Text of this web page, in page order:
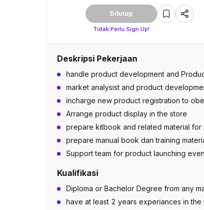
Ditutup
Tidak Perlu Sign Up!
Deskripsi Pekerjaan
handle product development and
market analysist and product
incharge new product registration to
Arrange product display in the store
prepare kitbook and related material for
prepare manual book dan training
Support team for product launching
Kualifikasi
Diploma or Bachelor Degree from any
have at least 2 years experiances in